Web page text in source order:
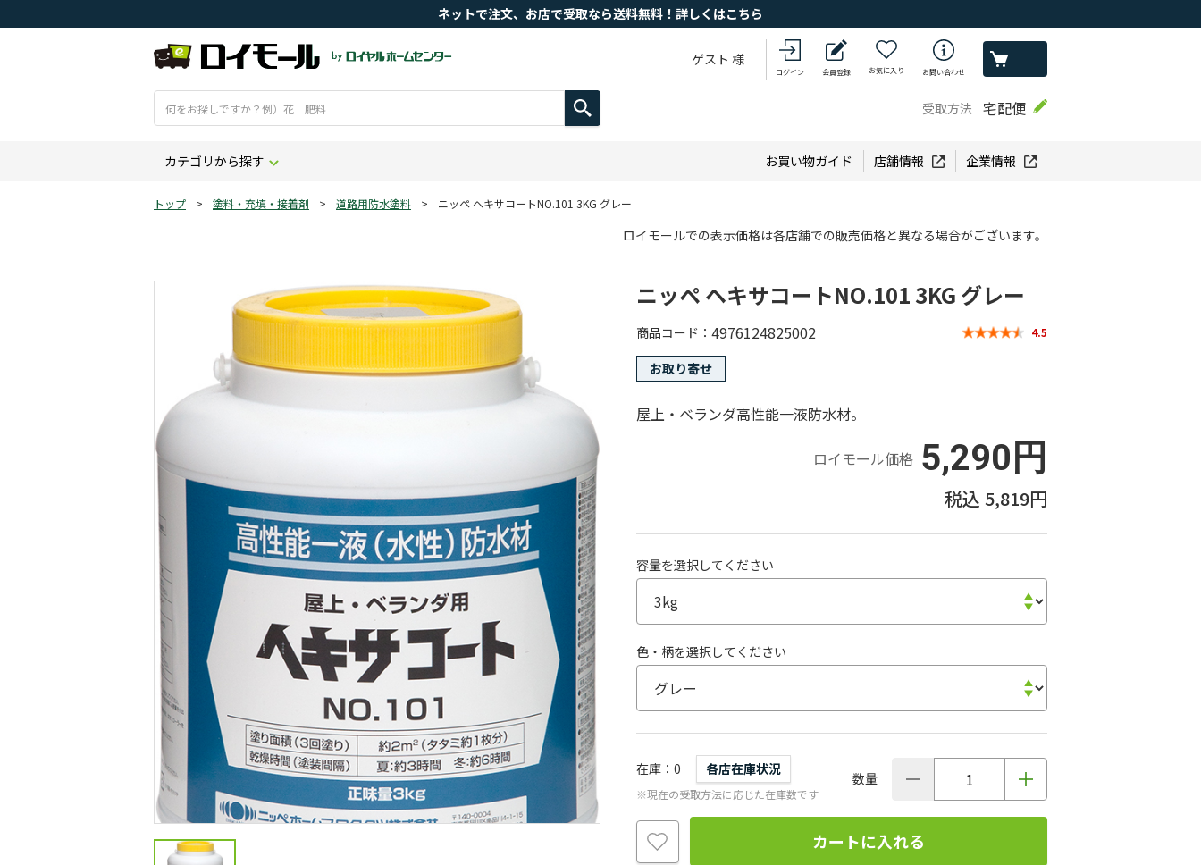
ネットで注文、お店で受取なら送料無料！詳しくはこちら
ゲスト 様
ログイン 会員登録 お気に入り お問い合わせ
受取方法 宅配便
カテゴリから探す お買い物ガイド 店舗情報 企業情報
トップ > 塗料・充填・接着剤 > 道路用防水塗料 > ニッペ ヘキサコートNO.101 3KG グレー
ロイモールでの表示価格は各店舗での販売価格と異なる場合がございます。
ニッペ ヘキサコートNO.101 3KG グレー
商品コード 4976124825002 4.5
お取り寄せ
屋上・ベランダ高性能一液防水材。
ロイモール価格 5,290円
5,819円
容量を選択してください
色・柄を選択してください
在庫 0 各店在庫状況
※現在の受取方法に応じた在庫数です
数量
カートに入れる